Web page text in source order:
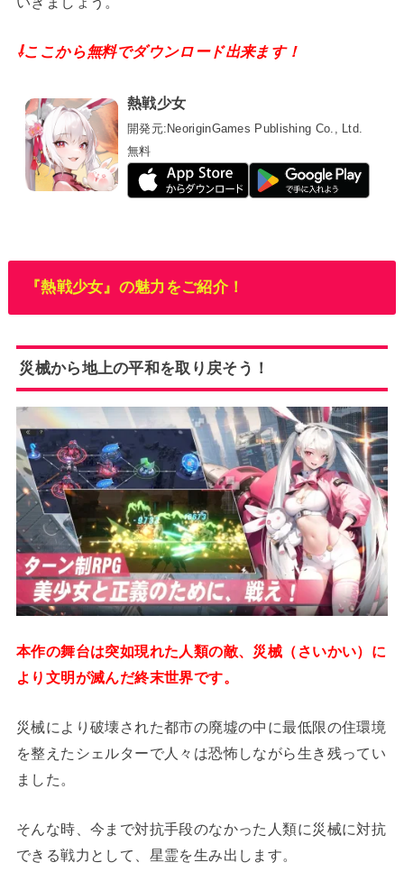
⇩ここから無料でダウンロード出来ます！
熱戦少女
開発元: NeoriginGames Publishing Co., Ltd.
無料
『熱戦少女』の魅力をご紹介！
災械から地上の平和を取り戻そう！
本作の舞台は突如現れた人類の敵、災械（さいかい）に
より文明が滅んだ終末世界です。
災械により破壊された都市の廃墟の中に最低限の住環境
を整えたシェルターで人々は恐怖しながら生き残ってい
ました。
そんな時、今まで対抗手段のなかった人類に災械に対抗
できる戦力として、星霊を生み出します。